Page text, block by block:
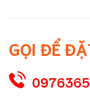
GỌI ĐỂ